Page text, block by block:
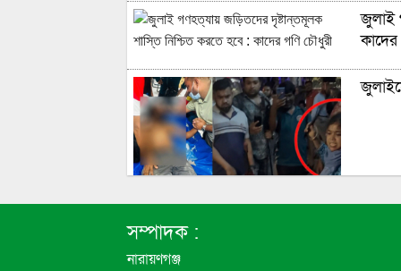
জুলাই
সম্পাদক :
নারায়ণগঞ্জ